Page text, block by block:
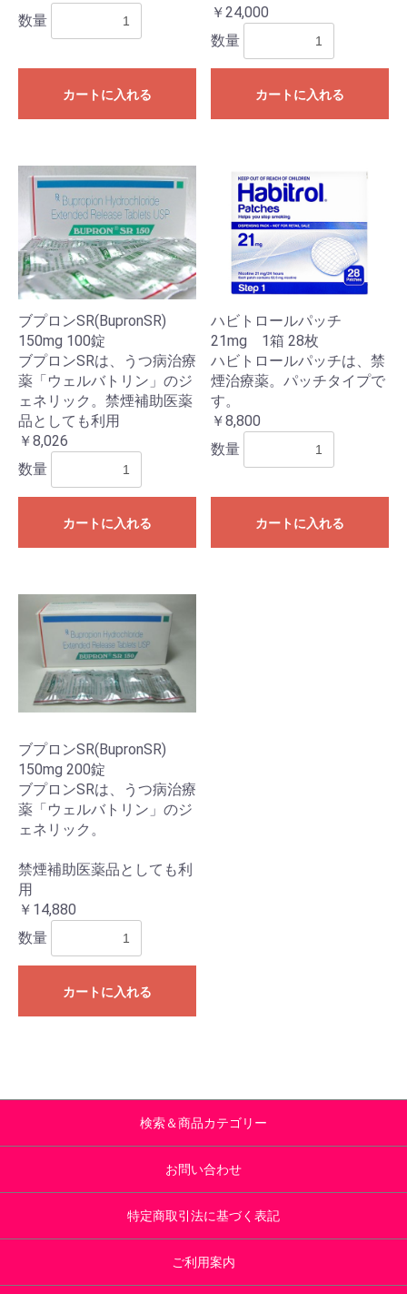
数量
カートに入れる
￥24,000
数量
カートに入れる
ブプロンSR(BupronSR)
150mg 100錠
ブプロンSRは、うつ病治療
薬「ウェルバトリン」のジ
ェネリック。禁煙補助医薬
品としても利用
￥8,026
数量
カートに入れる
ハビトロールパッチ
21mg 1箱 28枚
ハビトロールパッチは、禁
煙治療薬。パッチタイプで
す。
￥8,800
数量
カートに入れる
ブプロンSR(BupronSR)
150mg 200錠
ブプロンSRは、うつ病治療
薬「ウェルバトリン」のジ
ェネリック。
禁煙補助医薬品としても利
用
￥14,880
数量
カートに入れる
お買い物を続ける カートへ進む
検索＆商品カテゴリー
お問い合わせ
特定商取引法に基づく表記
ご利用案内